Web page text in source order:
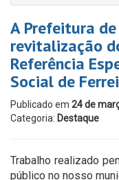
A Prefeitura
revitalização
Referência
Social de
Publicado em 24 de
Categoria: Destaque
Trabalho realizado
público no nosso